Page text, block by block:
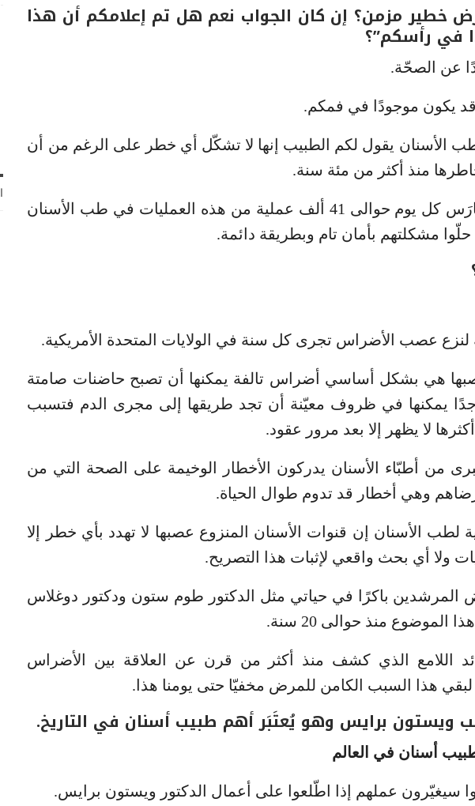
خطير مزمن؟ إن كان الجواب نعم هل تم إعلامكم أن هذا
في رأسكم”؟
عن الصحّة.
يكون موجودًا في فمكم.
الأسنان يقول لكم الطبيب إنها لا تشكّل أي خطر على الرغم من أن
منذ أكثر من مئة سنة.
في الولايات المتّحدة تمارَس كل يوم حوالى 41 ألف عملية من هذه العمليات في طب الأسنان
مشكلتهم بأمان تام وبطريقة دائمة.
عصبها هي بشكل أساسي أضراس تالفة يمكنها أن تصبح حاضنات صامتة
جدًا يمكنها في ظروف معيّنة أن تجد طريقها إلى مجرى الدم فتسبب
لا يظهر إلا بعد مرور عقود.
من أطبّاء الأسنان يدركون الأخطار الوخيمة على الصحة التي من
وهي أخطار قد تدوم طوال الحياة.
لطب الأسنان إن قنوات الأسنان المنزوع عصبها لا تهدد بأي خطر إلا
ولا أي بحث واقعي لإثبات هذا التصريح.
باكرًا في حياتي مثل الدكتور طوم ستون ودكتور دوغلاس
منذ حوالى 20 سنة.
اللامع الذي كشف منذ أكثر من قرن عن العلاقة بين الأضراس
هذا السبب الكامن للمرض مخفيّا حتى يومنا هذا.
ويستون برايس وهو يُعتَبَر أهم طبيب أسنان في التاريخ.
أسنان في العالم
سيغيّرون عملهم إذا اطّلعوا على أعمال الدكتور ويستون برايس.